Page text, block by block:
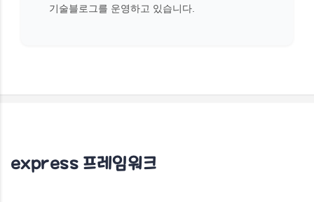
기술블로그를 운영하고 있습니다.
express 프레임워크